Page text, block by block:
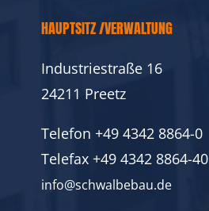
HAUPTSITZ /VERWALTUNG
Industriestraße 16
24211 Preetz
Telefon +49 4342 8864-0
Telefax +49 4342 8864-40
info@schwalbebau.de